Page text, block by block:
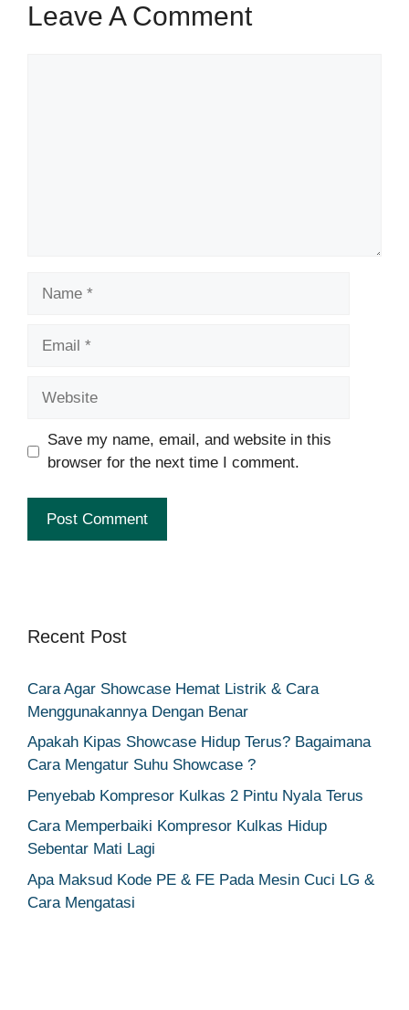
Leave A Comment
Save my name, email, and website in this
browser for the next time I comment.
Recent Post
Cara Agar Showcase Hemat Listrik & Cara
Menggunakannya Dengan Benar
Apakah Kipas Showcase Hidup Terus? Bagaimana
Cara Mengatur Suhu Showcase ?
Penyebab Kompresor Kulkas 2 Pintu Nyala Terus
Cara Memperbaiki Kompresor Kulkas Hidup
Sebentar Mati Lagi
Apa Maksud Kode PE & FE Pada Mesin Cuci LG &
Cara Mengatasi